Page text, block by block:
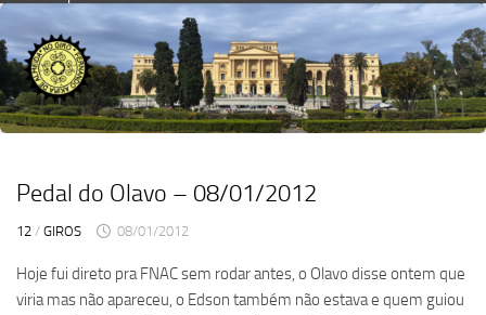
Skip
content
Pedal do Olavo – 08/01/2012
12 / GIROS 08/01/2012
Hoje fui direto pra FNAC sem rodar antes, o Olavo disse ontem que
viria mas não apareceu, o Edson também não estava e quem guiou